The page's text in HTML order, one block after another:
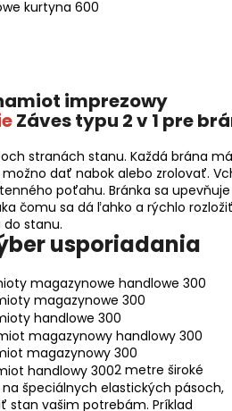
Záves typu 2 v 1 pre
stranách stanu. Každá brána
dať nabok alebo zrolovať.
poťahu. Bránka sa
čomu sa dá ľahko a rýchlo
stanu.
usporiadania
2 metre široké
špeciálnych elastických pásoch,
stan vašim potrebám. Príklad